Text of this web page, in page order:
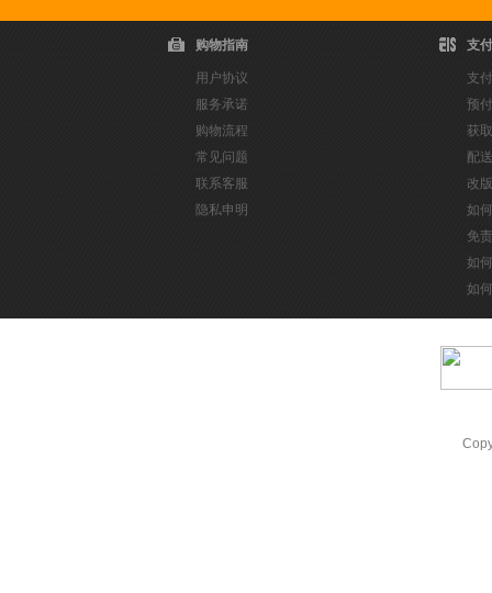
购物指南
用户协议
服务承诺
购物流程
常见问题
联系客服
隐私申明
支
支
预
获
配
改
如
免
如
如